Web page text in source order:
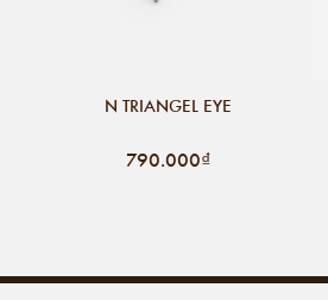
N TRIANGEL EYE
790.000₫